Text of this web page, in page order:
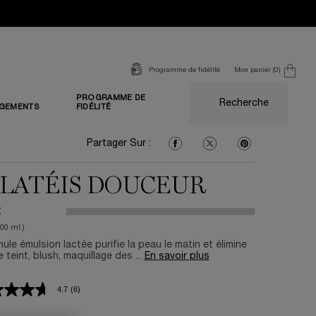
Programme de fidélité
Mon panier 0
0 produit
PROGRAMME DE
FIDÉLITÉ
Recherche
Partager Sur : Partager Sur : Facebook
Partager Sur : Twitter
Partager Sur :
DOUCEUR
ml.)
émulsion lactée purifie la peau le matin et élimine
teint, blush, maquillage des ... En savoir plus
4.7
Lire
(6)